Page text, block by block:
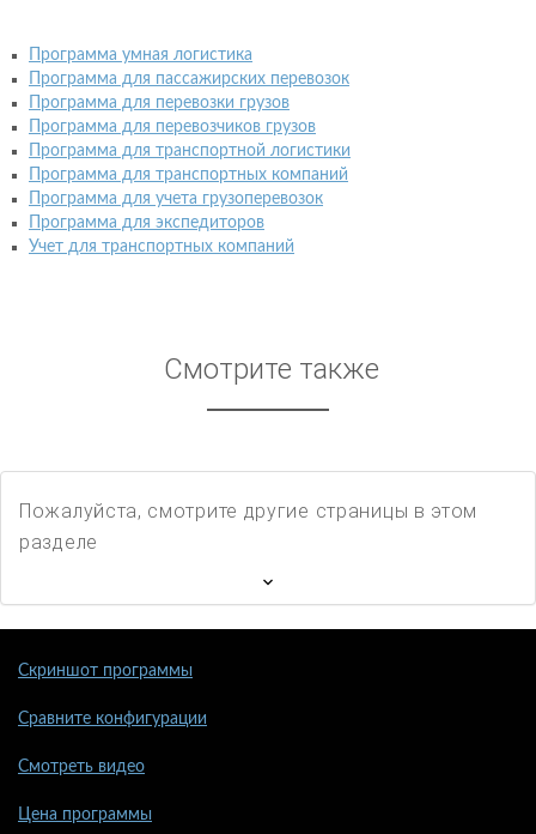
Программа умная логистика
Программа для пассажирских перевозок
Программа для перевозки грузов
Программа для перевозчиков грузов
Программа для транспортной логистики
Программа для транспортных компаний
Программа для учета грузоперевозок
Программа для экспедиторов
Учет для транспортных компаний
Смотрите также
Пожалуйста, смотрите другие страницы в этом
разделе
Скриншот программы
Сравните конфигурации
Смотреть видео
Цена программы